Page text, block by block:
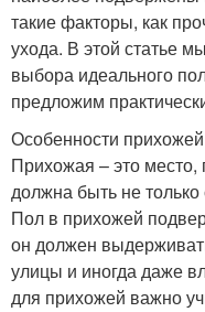
такие факторы, как
ухода. В этой статье
выбора идеального
предложим
Особенности прихожей
Прихожая – это
должна быть не
Пол в прихожей
он должен
улицы и иногда даже
для прихожей важно